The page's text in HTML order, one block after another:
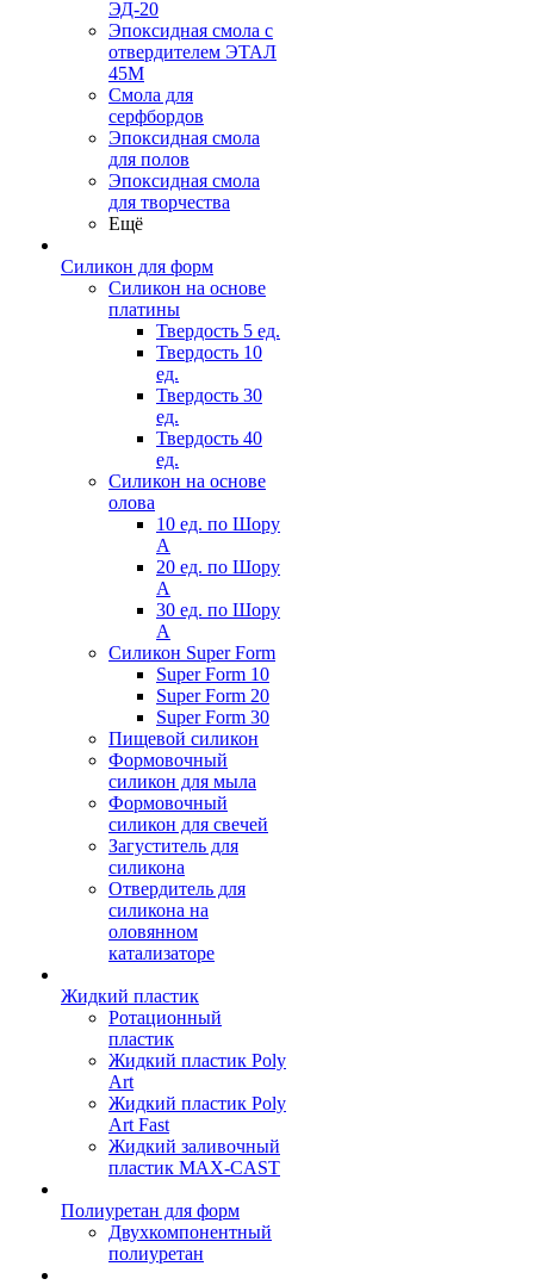
ЭД-20
Эпоксидная смола с
отвердителем ЭТАЛ
45М
Смола для
серфбордов
Эпоксидная смола
для полов
Эпоксидная смола
для творчества
Ещё
Силикон для форм
Силикон на основе
платины
Твердость 5 ед.
Твердость 10
ед.
Твердость 30
ед.
Твердость 40
ед.
Силикон на основе
олова
10 ед. по Шору
А
20 ед. по Шору
А
30 ед. по Шору
А
Силикон Super Form
Super Form 10
Super Form 20
Super Form 30
Пищевой силикон
Формовочный
силикон для мыла
Формовочный
силикон для свечей
Загуститель для
силикона
Отвердитель для
силикона на
оловянном
катализаторе
Жидкий пластик
Ротационный
пластик
Жидкий пластик Poly
Art
Жидкий пластик Poly
Art Fast
Жидкий заливочный
пластик MAX-CAST
Полиуретан для форм
Двухкомпонентный
полиуретан